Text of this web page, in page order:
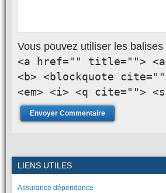
Vous pouvez utiliser les balises
<a href="" title="">
<b> <blockquote
<em> <i> <q cite="">
LIENS UTILES
Assurance dépendance